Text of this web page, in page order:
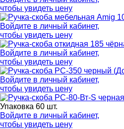
чтобы увидеть цену
Войдите в личный кабинет,
чтобы увидеть цену
Войдите в личный кабинет,
чтобы увидеть цену
Войдите в личный кабинет,
чтобы увидеть цену
Упаковка 60 шт.
Войдите в личный кабинет,
чтобы увидеть цену